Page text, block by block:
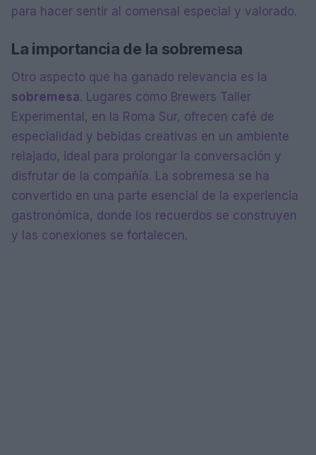
para hacer sentir al comensal especial y valorado.
La importancia de la sobremesa
Otro aspecto que ha ganado relevancia es la
sobremesa. Lugares como Brewers Taller
Experimental, en la Roma Sur, ofrecen café de
especialidad y bebidas creativas en un ambiente
relajado, ideal para prolongar la conversación y
disfrutar de la compañía. La sobremesa se ha
convertido en una parte esencial de la experiencia
gastronómica, donde los recuerdos se construyen
y las conexiones se fortalecen.